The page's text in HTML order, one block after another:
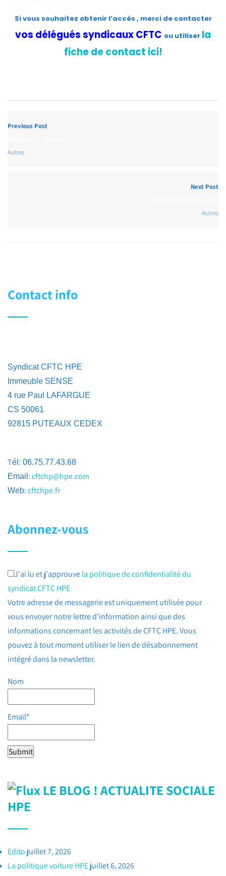
Si vous souhaitez obtenir l’accès , merci de contacter
vos délégués syndicaux CFTC ou utiliser la
fiche de contact ici!
Previous Post
Autres
Next Post
Autres
Contact info
Syndicat CFTC HPE
Immeuble SENSE
4 rue Paul LAFARGUE
CS 50061
92815 PUTEAUX CEDEX
Tél: 06.75.77.43.68
Email :cftchp@hpe.com
Web:cftchpe.fr
Abonnez-vous
J'ai lu et j'approuvela politique de confidentialité du
syndicat CFTC HPE
Votre adresse de messagerie est uniquement utilisée pour
vous envoyer notre lettre d'information ainsi que des
informations concernant les activités de CFTC HPE. Vous
pouvez à tout moment utiliser le lien de désabonnement
intégré dans la newsletter.
Nom
Email*
LE BLOG ! ACTUALITE SOCIALE
HPE
Edito juillet 7, 2026
La politique voiture HPEjuillet 6, 2026